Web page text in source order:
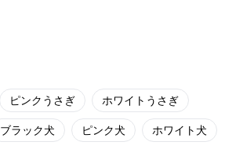
ピンクうさぎ ホワイトうさぎ
ブラック犬 ピンク犬 ホワイト犬